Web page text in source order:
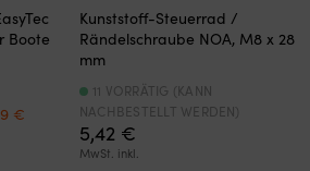
Boote
€ Aktueller
Kunststoff-Steuerrad /
Rändelschraube NOA, M8 x 28
mm
5,42 €
MwSt. inkl.
11 VORRÄTIG (KANN
NACHBESTELLT WERDEN)